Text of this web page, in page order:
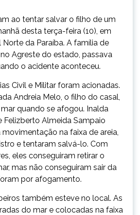
ao tentar salvar o filho de um
desta terça-feira (10), em
da Paraíba. A família de
Agreste do estado, passava
o acidente aconteceu.
Civil e Militar foram acionadas.
Andreia Melo, o filho do casal,
quando se afogou. Inalda
Felizberto Almeida Sampaio
na faixa de areia,
e tentaram salvá-lo. Com
eles conseguiram retirar o
mas não conseguiram sair da
por afogamento.
também esteve no local. As
do mar e colocadas na faixa